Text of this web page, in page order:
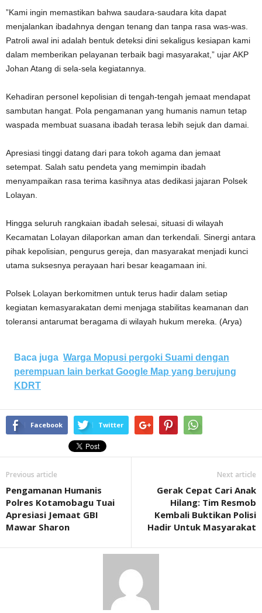
​”Kami ingin memastikan bahwa saudara-saudara kita dapat
menjalankan ibadahnya dengan tenang dan tanpa rasa was-was.
Patroli awal ini adalah bentuk deteksi dini sekaligus kesiapan kami
dalam memberikan pelayanan terbaik bagi masyarakat,” ujar AKP
Johan Atang di sela-sela kegiatannya.
​Kehadiran personel kepolisian di tengah-tengah jemaat mendapat
sambutan hangat. Pola pengamanan yang humanis namun tetap
waspada membuat suasana ibadah terasa lebih sejuk dan damai.
​Apresiasi tinggi datang dari para tokoh agama dan jemaat
setempat. Salah satu pendeta yang memimpin ibadah
menyampaikan rasa terima kasihnya atas dedikasi jajaran Polsek
Lolayan.
​Hingga seluruh rangkaian ibadah selesai, situasi di wilayah
Kecamatan Lolayan dilaporkan aman dan terkendali. Sinergi antara
pihak kepolisian, pengurus gereja, dan masyarakat menjadi kunci
utama suksesnya perayaan hari besar keagamaan ini.
​Polsek Lolayan berkomitmen untuk terus hadir dalam setiap
kegiatan kemasyarakatan demi menjaga stabilitas keamanan dan
toleransi antarumat beragama di wilayah hukum mereka. (Arya)
Baca juga Warga Mopusi pergoki Suami dengan
perempuan lain berkat Google Map yang berujung
KDRT
Facebook Twitter
Previous article
Pengamanan Humanis
Polres Kotamobagu Tuai
Apresiasi Jemaat GBI
Mawar Sharon
Next article
Gerak Cepat Cari Anak
Hilang: Tim Resmob
Kembali Buktikan Polisi
Hadir Untuk Masyarakat